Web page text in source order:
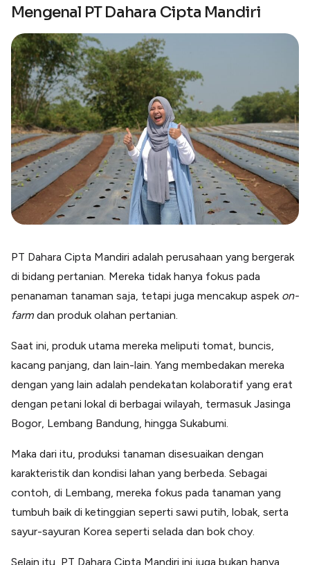
Mengenal PT Dahara Cipta Mandiri
PT Dahara Cipta Mandiri adalah perusahaan yang bergerak
di bidang pertanian. Mereka tidak hanya fokus pada
penanaman tanaman saja, tetapi juga mencakup aspek on-
farm dan produk olahan pertanian.
Saat ini, produk utama mereka meliputi tomat, buncis,
kacang panjang, dan lain-lain. Yang membedakan mereka
dengan yang lain adalah pendekatan kolaboratif yang erat
dengan petani lokal di berbagai wilayah, termasuk Jasinga
Bogor, Lembang Bandung, hingga Sukabumi.
Maka dari itu, produksi tanaman disesuaikan dengan
karakteristik dan kondisi lahan yang berbeda. Sebagai
contoh, di Lembang, mereka fokus pada tanaman yang
tumbuh baik di ketinggian seperti sawi putih, lobak, serta
sayur-sayuran Korea seperti selada dan bok choy.
Selain itu, PT Dahara Cipta Mandiri ini juga bukan hanya